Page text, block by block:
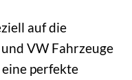
auf die
VW Fahrzeuge
perfekte